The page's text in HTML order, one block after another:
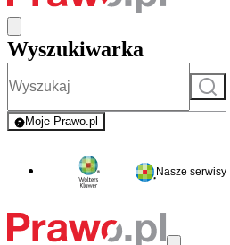
Wyszukiwarka
Szukaj
Moje Prawo.pl
- rejestracja i logowanie do serwisu
Nasze serwisy